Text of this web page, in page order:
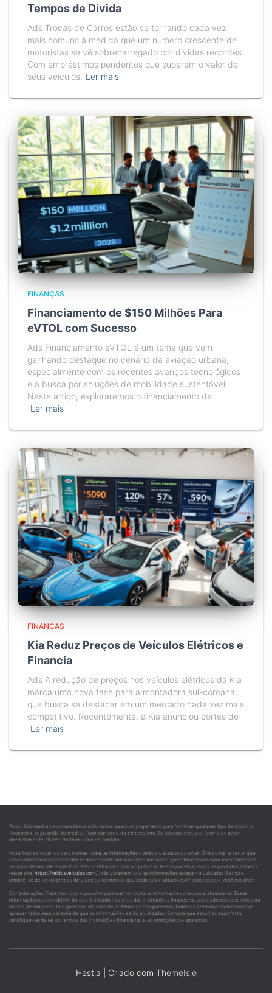
Tempos de Dívida
Ads Trocas de Carros estão se tornando cada vez
mais comuns à medida que um número crescente de
motoristas se vê sobrecarregado por dívidas recordes.
Com empréstimos pendentes que superam o valor de
seus veículos, Ler mais
FINANÇAS
Financiamento de $150 Milhões Para
eVTOL com Sucesso
Ads Financiamento eVTOL é um tema que vem
ganhando destaque no cenário da aviação urbana,
especialmente com os recentes avanços tecnológicos
e a busca por soluções de mobilidade sustentável.
Neste artigo, exploraremos o financiamento de
Ler mais
FINANÇAS
Kia Reduz Preços de Veículos Elétricos e
Financia
Ads A redução de preços nos veículos elétricos da Kia
marca uma nova fase para a montadora sul-coreana,
que busca se destacar em um mercado cada vez mais
competitivo. Recentemente, a Kia anunciou cortes de
Ler mais
Aviso: Sob nenhuma circunstância solicitamos qualquer pagamento para fornecer qualquer tipo de produto
financeiro, seja cartão de crédito, financiamento ou empréstimo. Se isso ocorrer, por favor, nos avise
imediatamente através do formulário de contato.
Nota: Nos esforçamos para manter todas as informações o mais atualizadas possível. É importante notar que
essas informações podem diferir das encontradas nos sites das instituições financeiras e/ou prestadores de
serviços de um site específico. Para instituições com as quais não temos parceria, todos os produtos listados
neste site, https://reidosveiculos.com/, não garantem que as informações estejam atualizadas. Sempre
lembre-se de ler os termos de uso e os termos de aquisição das instituições financeiras que você escolher.
Considerações: Fazemos todo o possível para manter todas as informações precisas e atualizadas. Essas
informações podem diferir do que é exibido nos sites das instituições financeiras, prestadores de serviços ou
no site de um produto específico. No caso de instituições não parceiras, todos os produtos financeiros são
apresentados sem garantia de que as informações estão atualizadas. Sempre que escolher sua oferta,
certifique-se de ler os termos das instituições financeiras e as condições de aquisição.
Hestia | Criado com ThemeIsle